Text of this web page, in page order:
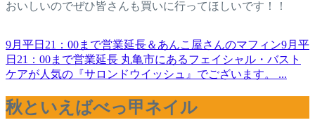
おいしいのでぜひ皆さんも買いに行ってほしいです！！
9月平日21：00まで営業延長＆あんこ屋さんのマフィン9月平
日21：00まで営業延長 丸亀市にあるフェイシャル・バスト
ケアが人気の『サロンドウイッシュ』でございます。 ...
秋といえばべっ甲ネイル